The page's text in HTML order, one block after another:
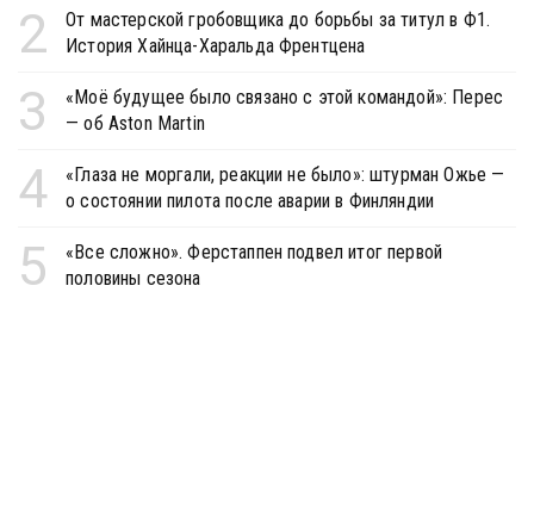
2
От мастерской гробовщика до борьбы за титул в Ф1.
История Хайнца-Харальда Френтцена
3
«Моё будущее было связано с этой командой»: Перес
— об Aston Martin
4
«Глаза не моргали, реакции не было»: штурман Ожье —
о состоянии пилота после аварии в Финляндии
5
«Все сложно». Ферстаппен подвел итог первой
половины сезона